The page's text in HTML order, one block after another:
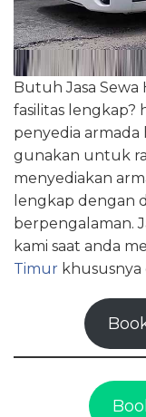
Butuh Jasa Sewa
fasilitas lengkap?
penyedia armada
gunakan untuk
menyediakan
lengkap dengan
berpengalaman.
kami saat anda
Timur khususnya